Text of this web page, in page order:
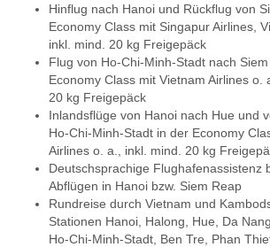
Hinflug nach Hanoi und Rückflug von
Economy Class mit Singapur Airlines,
inkl. mind. 20 kg Freigepäck
Flug von Ho-Chi-Minh-Stadt nach
Economy Class mit Vietnam Airlines o.
20 kg Freigepäck
Inlandsflüge von Hanoi nach Hue und
Ho-Chi-Minh-Stadt in der Economy
Airlines o. a., inkl. mind. 20 kg
Deutschsprachige Flughafenassistenz
Abflügen in Hanoi bzw. Siem Reap
Rundreise durch Vietnam und
Stationen Hanoi, Halong, Hue, Da
Ho-Chi-Minh-Stadt, Ben Tre, Phan